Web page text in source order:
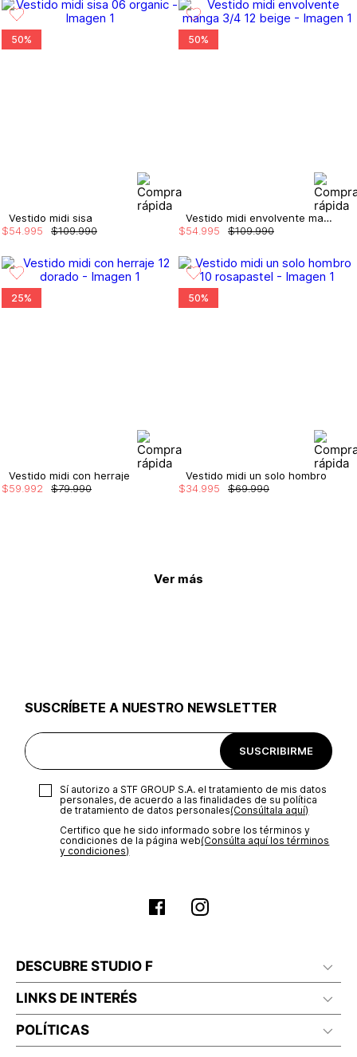
50%
Vestido midi sisa
$109.990
$54 995
50%
Vestido midi envolvente manga 3/4
$109.990
$54 995
25%
Vestido midi con herraje
$79.990
$59.992
50%
Vestido midi un solo hombro
$69.990
$34.995
Ver más
SUSCRÍBETE A NUESTRO NEWSLETTER
SUSCRIBIRME
Sí autorizo a STF GROUP S.A. el tratamiento de mis datos
personales, de acuerdo a las finalidades de su política
de tratamiento de datos personales‎(Consúltala aquí)
Certifico que he sido informado sobre los términos y
condiciones de la página web‎(Consúlta aquí los términos
y condiciones)
DESCUBRE STUDIO F
LINKS DE INTERÉS
POLÍTICAS